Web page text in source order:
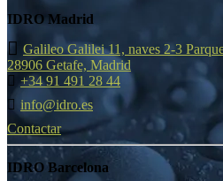
IDRO Madrid
Galileo Galilei 11, naves 2-3
28906 Getafe, Madrid
+34 91 491 28 44
info@idro.es
Contactar
IDRO Barcelona